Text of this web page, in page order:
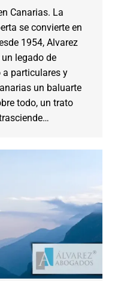
Canarias. La
se convierte en
1954, Alvarez
legado de
a particulares y
un baluarte
todo, un trato